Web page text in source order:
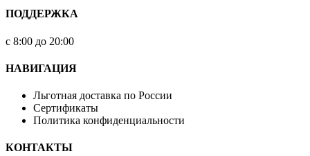
ПОДДЕРЖКА
с 8:00 до 20:00
НАВИГАЦИЯ
Льготная доставка по России
Сертификаты
Политика конфиденциальности
КОНТАКТЫ